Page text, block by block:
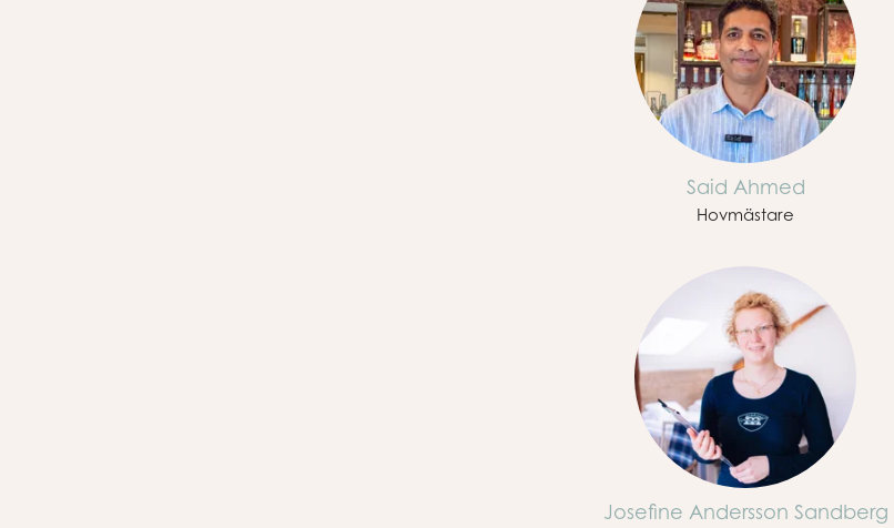
Said Ahmed
Hovmästare
Josefine Andersson Sandberg